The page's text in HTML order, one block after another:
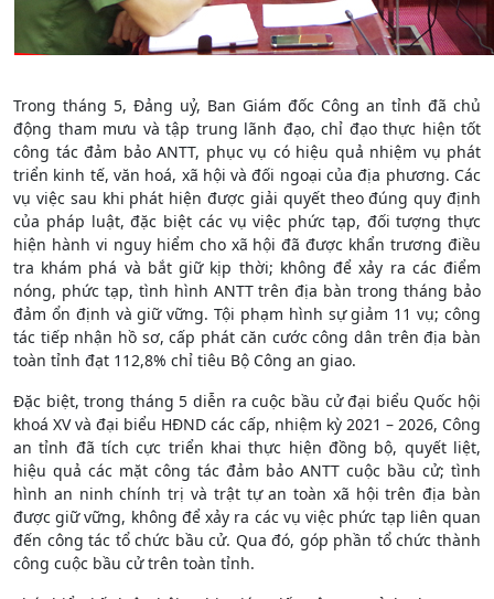
Trong tháng 5, Đảng uỷ, Ban Giám đốc Công an tỉnh đã chủ
động tham mưu và tập trung lãnh đạo, chỉ đạo thực hiện tốt
công tác đảm bảo ANTT, phục vụ có hiệu quả nhiệm vụ phát
triển kinh tế, văn hoá, xã hội và đối ngoại của địa phương. Các
vụ việc sau khi phát hiện được giải quyết theo đúng quy định
của pháp luật, đặc biệt các vụ việc phức tạp, đối tượng thực
hiện hành vi nguy hiểm cho xã hội đã được khẩn trương điều
tra khám phá và bắt giữ kịp thời; không để xảy ra các điểm
nóng, phức tạp, tình hình ANTT trên địa bàn trong tháng bảo
đảm ổn định và giữ vững. Tội phạm hình sự giảm 11 vụ; công
tác tiếp nhận hồ sơ, cấp phát căn cước công dân trên địa bàn
toàn tỉnh đạt 112,8% chỉ tiêu Bộ Công an giao.
Đặc biệt, trong tháng 5 diễn ra cuộc bầu cử đại biểu Quốc hội
khoá XV và đại biểu HĐND các cấp, nhiệm kỳ 2021 – 2026, Công
an tỉnh đã tích cực triển khai thực hiện đồng bộ, quyết liệt,
hiệu quả các mặt công tác đảm bảo ANTT cuộc bầu cử; tình
hình an ninh chính trị và trật tự an toàn xã hội trên địa bàn
được giữ vững, không để xảy ra các vụ việc phức tạp liên quan
đến công tác tổ chức bầu cử. Qua đó, góp phần tổ chức thành
công cuộc bầu cử trên toàn tỉnh.